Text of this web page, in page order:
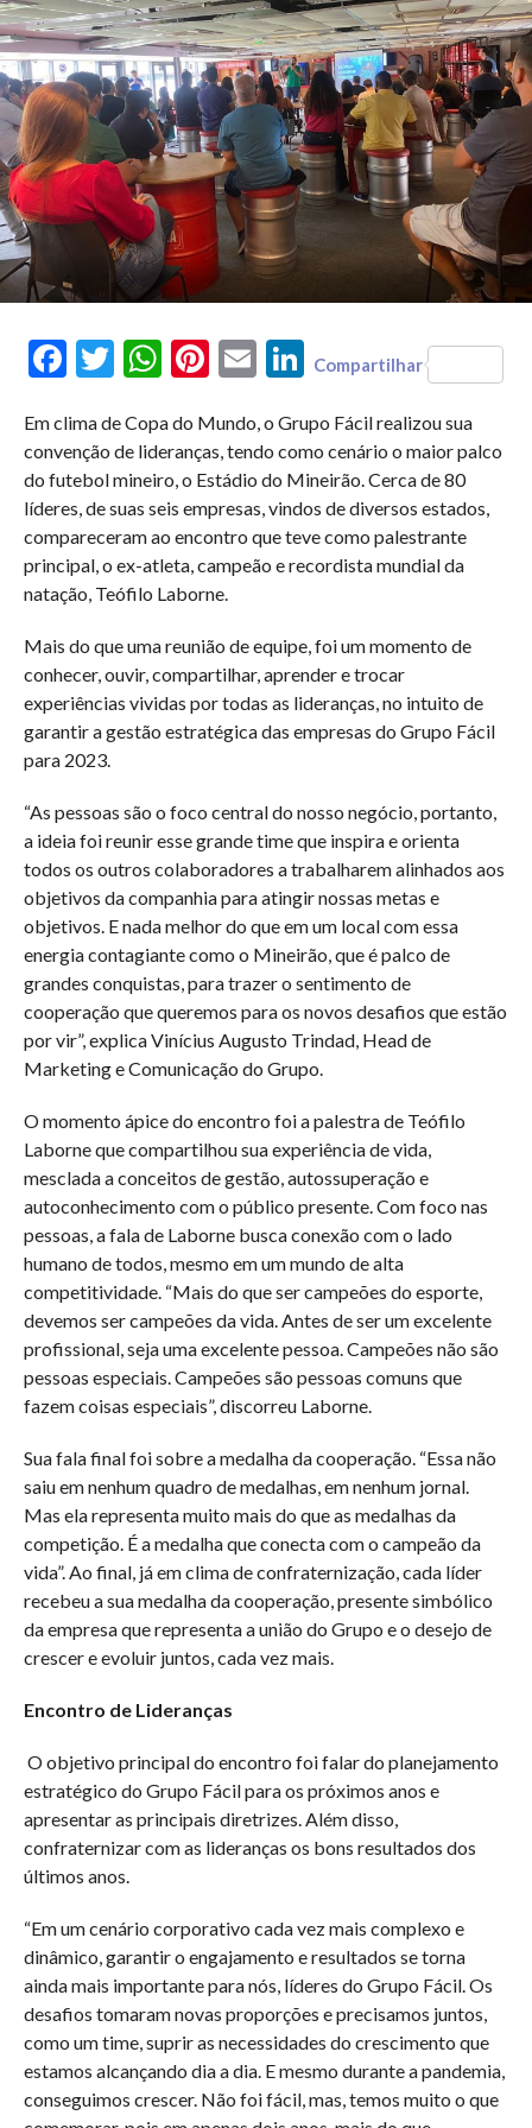
FacebookTwitterWhatsAppPinterest
Email LinkedIn
Compartilhar
Em clima de Copa do Mundo, o Grupo Fácil realizou sua
convenção de lideranças, tendo como cenário o maior palco
do futebol mineiro, o Estádio do Mineirão. Cerca de 80
líderes, de suas seis empresas, vindos de diversos estados,
compareceram ao encontro que teve como palestrante
principal, o ex-atleta, campeão e recordista mundial da
natação, Teófilo Laborne.
Mais do que uma reunião de equipe, foi um momento de
conhecer, ouvir, compartilhar, aprender e trocar
experiências vividas por todas as lideranças, no intuito de
garantir a gestão estratégica das empresas do Grupo Fácil
para 2023.
“As pessoas são o foco central do nosso negócio, portanto,
a ideia foi reunir esse grande time que inspira e orienta
todos os outros colaboradores a trabalharem alinhados aos
objetivos da companhia para atingir nossas metas e
objetivos. E nada melhor do que em um local com essa
energia contagiante como o Mineirão, que é palco de
grandes conquistas, para trazer o sentimento de
cooperação que queremos para os novos desafios que estão
por vir”, explica Vinícius Augusto Trindad, Head de
Marketing e Comunicação do Grupo.
O momento ápice do encontro foi a palestra de Teófilo
Laborne que compartilhou sua experiência de vida,
mesclada a conceitos de gestão, autossuperação e
autoconhecimento com o público presente. Com foco nas
pessoas, a fala de Laborne busca conexão com o lado
humano de todos, mesmo em um mundo de alta
competitividade. “Mais do que ser campeões do esporte,
devemos ser campeões da vida. Antes de ser um excelente
profissional, seja uma excelente pessoa. Campeões não são
pessoas especiais. Campeões são pessoas comuns que
fazem coisas especiais”, discorreu Laborne.
Sua fala final foi sobre a medalha da cooperação. “Essa não
saiu em nenhum quadro de medalhas, em nenhum jornal.
Mas ela representa muito mais do que as medalhas da
competição. É a medalha que conecta com o campeão da
vida”. Ao final, já em clima de confraternização, cada líder
recebeu a sua medalha da cooperação, presente simbólico
da empresa que representa a união do Grupo e o desejo de
crescer e evoluir juntos, cada vez mais.
Encontro de Lideranças
O objetivo principal do encontro foi falar do planejamento
estratégico do Grupo Fácil para os próximos anos e
apresentar as principais diretrizes. Além disso,
confraternizar com as lideranças os bons resultados dos
últimos anos.
“Em um cenário corporativo cada vez mais complexo e
dinâmico, garantir o engajamento e resultados se torna
ainda mais importante para nós, líderes do Grupo Fácil. Os
desafios tomaram novas proporções e precisamos juntos,
como um time, suprir as necessidades do crescimento que
estamos alcançando dia a dia. E mesmo durante a pandemia,
conseguimos crescer. Não foi fácil, mas, temos muito o que